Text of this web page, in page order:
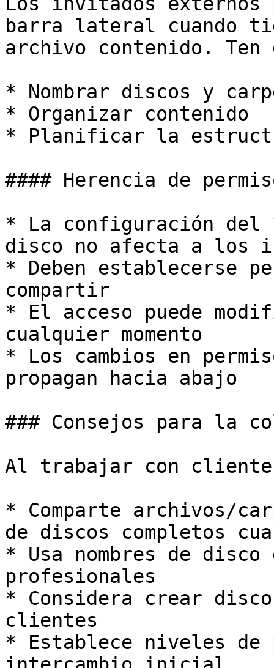
barra lateral cuando
archivo contenido.
* Nombrar discos y
* Organizar contenido
* Planificar la
#### Herencia de
* La configuración del
disco no afecta a los
* Deben establecerse
compartir
* El acceso puede
cualquier momento
* Los cambios en
propagan hacia abajo
### Consejos para la
Al trabajar con
* Comparte archivos/
de discos completos
* Usa nombres de
profesionales
* Considera crear
clientes
* Establece niveles de